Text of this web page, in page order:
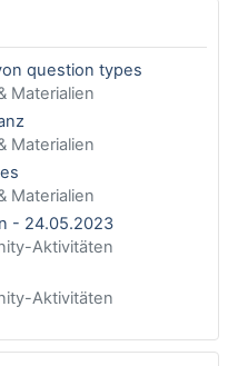
question types
Materialien
Materialien
Materialien
- 24.05.2023
Aktivitäten
Aktivitäten